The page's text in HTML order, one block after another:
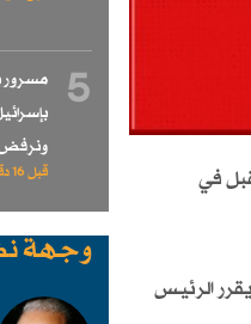
في
الرئيس
5
مسرور
ونرفض
قبل 16 دقيقة
وجهة